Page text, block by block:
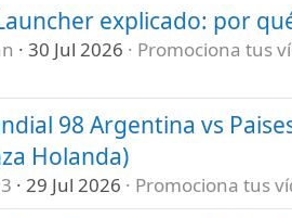
explicado: por
30 Jul 2026 Promociona tus
98 Argentina vs
Holanda)
29 Jul 2026 Promociona tus